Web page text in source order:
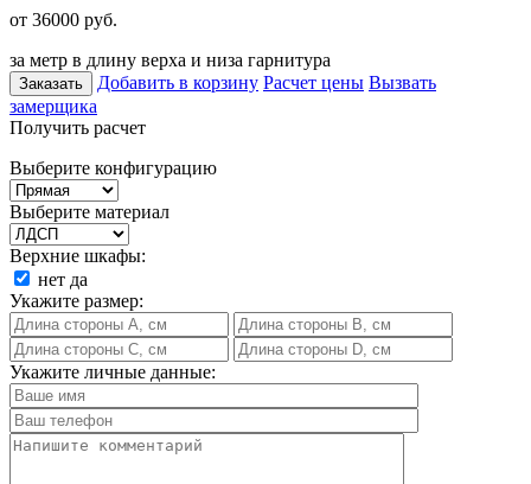
от 36000 руб.
за метр в длину верха и низа гарнитура
Заказать Добавить в корзину Расчет цены Вызвать
замерщика
Получить расчет
Выберите конфигурацию
Выберите материал
Верхние шкафы:
нет да
Укажите размер:
Укажите личные данные: